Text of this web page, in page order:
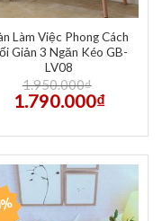
Làm Việc Phong Cách
Giản 3 Ngăn Kéo GB-
LV08
1.950.000₫
1.790.000₫